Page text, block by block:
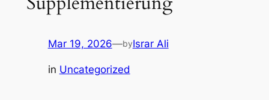
Mar 19, 2026—byIsrar Ali
in Uncategorized